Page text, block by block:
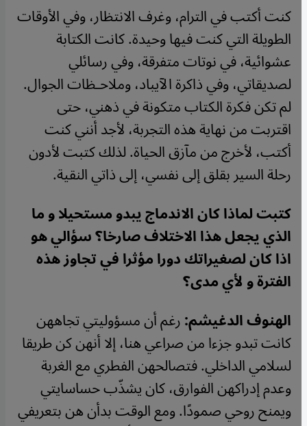
كنت أكتب في الترام، وغرف الانتظار، وفي الأوقات
الطويلة التي كنت فيها وحيدة. كانت الكتابة
عشوائية، في نوتات متفرقة، وفي رسائلي
لصديقاتي، وفي ذاكرة الآيباد، وملاحـظات الجوال.
لم تكن فكرة الكتاب متكونة في ذهني، حتى
اقتربت من نهاية هذه التجربة، لأجد أنني كنت
أكتب، لأخرج من مآزق الحياة. لذلك كتبت لأدون
رحلة السير بقلق إلى نفسي، إلى ذاتي النقية.
كتبت لماذا كان الاندماج يبدو مستحيلا و ما
الذي يجعل هذا الاختلاف صارخا؟ سؤالي هو
اذا كان لصغيراتك دورا مؤثرا في تجاوز هذه
الفترة و لأي مدى؟
الهنوف الدغيشم:ﺭغم أن مسؤوليتي تجاههن
كانت تبدو جزءا من صراعي هنا، إلا أنهن كن طريقا
لسلامي الداخلي. فتصالحهن الفطري مع الغربة
وعدم إدراكهن الفوارق، كان يشذّب حساسايتي
ويمنح روحي صمودًا. ومع الوقت بدأن هن بتعريفي